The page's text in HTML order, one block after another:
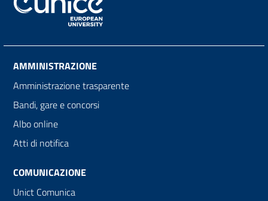
AMMINISTRAZIONE
Amministrazione trasparente
Bandi, gare e concorsi
Albo online
Atti di notifica
COMUNICAZIONE
Unict Comunica